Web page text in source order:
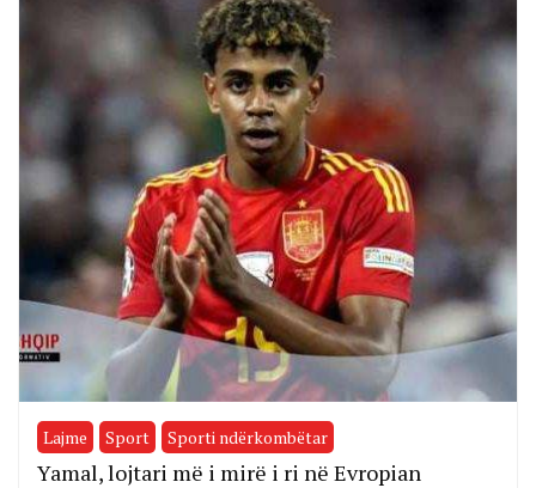
Lajme Sport Sporti ndërkombëtar
Yamal, lojtari më i mirë i ri në Evropian